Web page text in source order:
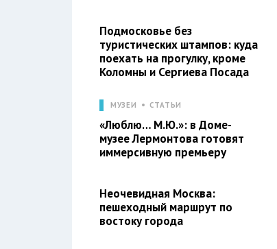
Подмосковье без
туристических штампов: куда
поехать на прогулку, кроме
Коломны и Сергиева Посада
МУЗЕИ СТАТЬИ
«Люблю… М.Ю.»: в Доме-
музее Лермонтова готовят
иммерсивную премьеру
Неочевидная Москва:
пешеходный маршрут по
востоку города